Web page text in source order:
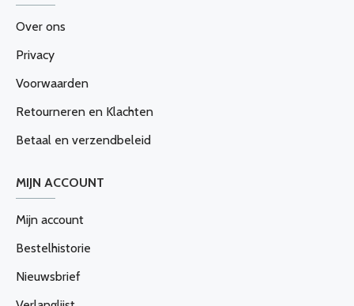
Over ons
Privacy
Voorwaarden
Retourneren en Klachten
Betaal en verzendbeleid
MIJN ACCOUNT
Mijn account
Bestelhistorie
Nieuwsbrief